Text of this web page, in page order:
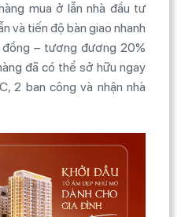
mua ở lẫn nhà đầu tư
và tiến độ bàn giao nhanh
đồng – tương đương 20%
đã có thể sở hữu ngay
2 ban công và nhận nhà